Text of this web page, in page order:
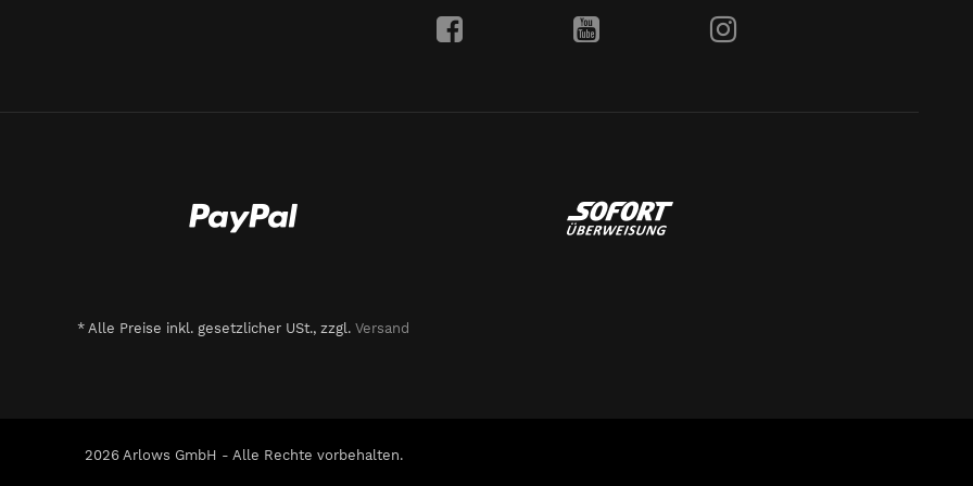
* Alle Preise inkl. gesetzlicher USt., zzgl. Versand
2026 Arlows GmbH - Alle Rechte vorbehalten.